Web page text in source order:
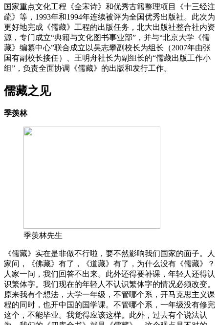
国家重点文化工程《全宋诗》和优秀古籍整理项目《十三经注
疏》等，1993年和1994年连续被评为全国优秀出版社。此次为
更好地完成《儒藏》工程的出版任务，北大出版社整合社内资
源，专门成立“典籍与文化图书事业部”，并与“北京大学《儒
藏》编纂中心”联合成立以吴志攀副校长为组长（2007年由张
国有副校长接任）、王明舟社长为副组长的“儒藏出版工作小
组”，负责全面协调《儒藏》的出版和发行工作。
儒藏之见
季羡林
季羡林先生
《儒藏》实在是非做不行啦，要不然影响我们国家的面子。人
家问，《佛藏》有了，《道藏》有了，为什么没有《儒藏》？
人家一问，我们回答不出来。此外还得要补课，年轻人还得认
识繁体字。我们现在的年轻人不认识繁体字的情况必须改变。
原来我有个想法，大学一年级，不管哪个系，开马克思主义课
程的同时，也开中国的国学课。不管哪个系，一年级没有修完
这个，不能毕业。我觉得应该这样。此外，过去有个说法认